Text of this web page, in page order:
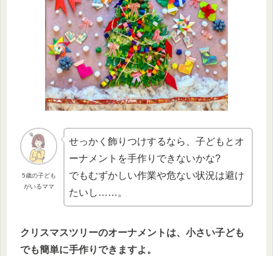
5歳の子ども
がいるママ
せっかく飾りつけするなら、子どもとオ
ーナメントを手作りできないかな?
でもむずかしい作業や危ない状況は避け
たいし……。
クリスマスツリーのオーナメントは、小さい子ども
でも簡単に手作りできますよ。